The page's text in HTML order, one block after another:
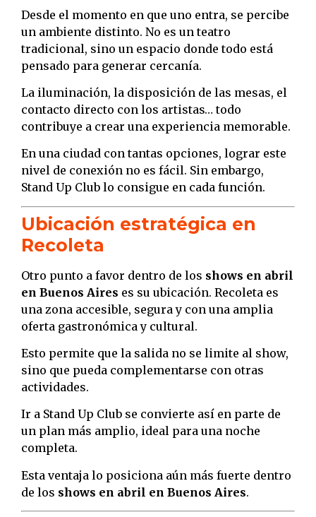
Desde el momento en que uno entra, se percibe
un ambiente distinto. No es un teatro
tradicional, sino un espacio donde todo está
pensado para generar cercanía.
La iluminación, la disposición de las mesas, el
contacto directo con los artistas… todo
contribuye a crear una experiencia memorable.
En una ciudad con tantas opciones, lograr este
nivel de conexión no es fácil. Sin embargo,
Stand Up Club lo consigue en cada función.
Ubicación estratégica en
Recoleta
Otro punto a favor dentro de los shows en abril
en Buenos Aires es su ubicación. Recoleta es
una zona accesible, segura y con una amplia
oferta gastronómica y cultural.
Esto permite que la salida no se limite al show,
sino que pueda complementarse con otras
actividades.
Ir a Stand Up Club se convierte así en parte de
un plan más amplio, ideal para una noche
completa.
Esta ventaja lo posiciona aún más fuerte dentro
de los shows en abril en Buenos Aires.